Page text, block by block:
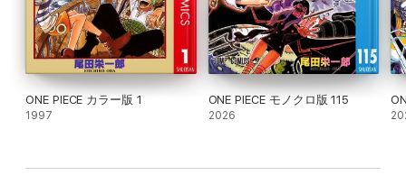
ONE PIECE カラー版 1
1997
ONE PIECE モノクロ版 115
2026